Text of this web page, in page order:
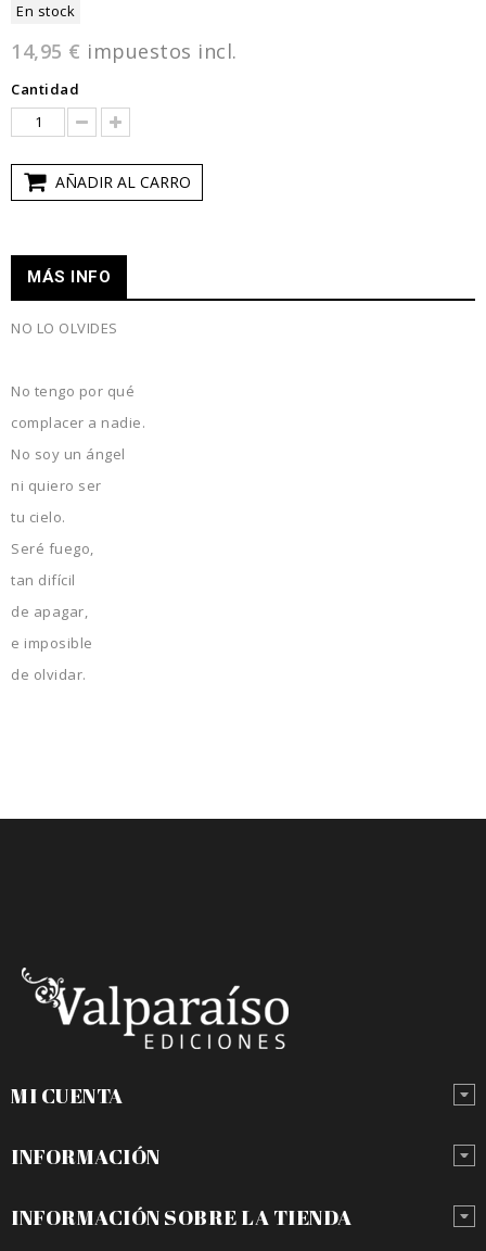
En stock
14,95 € impuestos incl.
Cantidad
AÑADIR AL CARRO
MÁS INFO
NO LO OLVIDES
No tengo por qué
complacer a nadie.
No soy un ángel
ni quiero ser
tu cielo.
Seré fuego,
tan difícil
de apagar,
e imposible
de olvidar.
MI CUENTA
INFORMACIÓN
INFORMACIÓN SOBRE LA TIENDA